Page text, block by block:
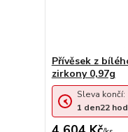
Přívěsek z
zirkony 0,97g
Sleva končí:
1 den22 hod